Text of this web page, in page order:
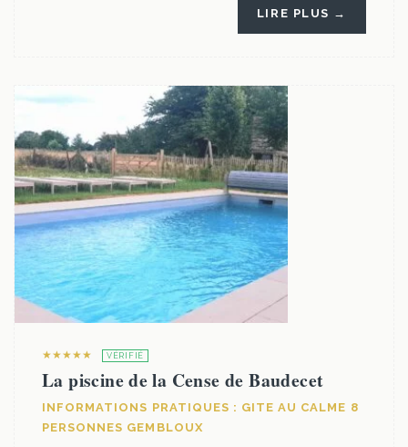
LIRE PLUS →
★★★★★ VÉRIFIÉ
La piscine de la Cense de Baudecet
INFORMATIONS PRATIQUES : GITE AU CALME 8
PERSONNES GEMBLOUX